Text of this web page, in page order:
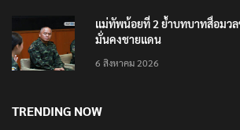
แม่ทัพน้อยที่ 2 ย้ำบทบาทสื่อมว
มั่นคงชายแดน
6 สิงหาคม 2026
TRENDING NOW